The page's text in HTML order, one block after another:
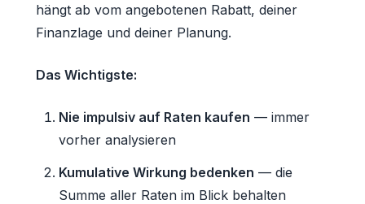
hängt ab vom angebotenen Rabatt, deiner
Finanzlage und deiner Planung.
Das Wichtigste:
Nie impulsiv auf Raten kaufen — immer
vorher analysieren
Kumulative Wirkung bedenken — die
Summe aller Raten im Blick behalten